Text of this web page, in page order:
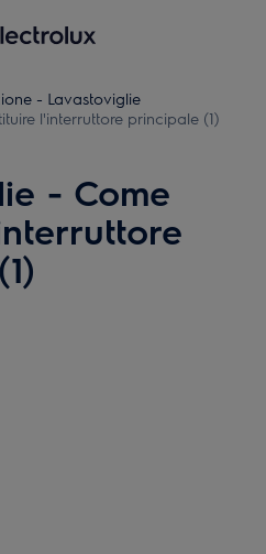
- Lavastoviglie
l'interruttore principale (1)
- Come